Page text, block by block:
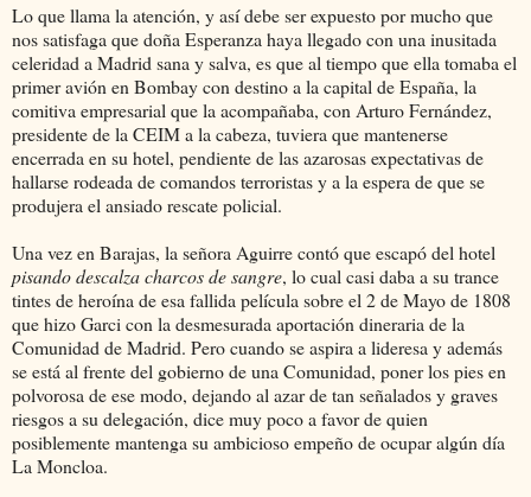
Lo que llama la atención, y así debe ser expuesto por mucho que
nos satisfaga que doña Esperanza haya llegado con una inusitada
celeridad a Madrid sana y salva, es que al tiempo que ella tomaba el
primer avión en Bombay con destino a la capital de España, la
comitiva empresarial que la acompañaba, con Arturo Fernández,
presidente de la CEIM a la cabeza, tuviera que mantenerse
encerrada en su hotel, pendiente de las azarosas expectativas de
hallarse rodeada de comandos terroristas y a la espera de que se
produjera el ansiado rescate policial.
Una vez en Barajas, la señora Aguirre contó que escapó del hotel
pisando descalza charcos de sangre, lo cual casi daba a su trance
tintes de heroína de esa fallida película sobre el 2 de Mayo de 1808
que hizo Garci con la desmesurada aportación dineraria de la
Comunidad de Madrid. Pero cuando se aspira a lideresa y además
se está al frente del gobierno de una Comunidad, poner los pies en
polvorosa de ese modo, dejando al azar de tan señalados y graves
riesgos a su delegación, dice muy poco a favor de quien
posiblemente mantenga su ambicioso empeño de ocupar algún día
La Moncloa.